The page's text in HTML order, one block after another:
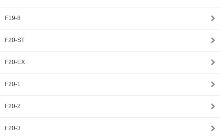
F19-8
F20-ST
F20-EX
F20-1
F20-2
F20-3